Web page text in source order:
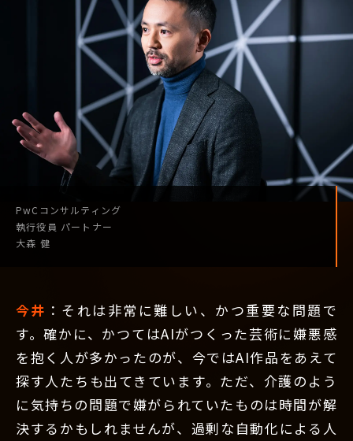
PwCコンサルティング
執行役員 パートナー
大森 健
今井 ：それは非常に難しい、かつ重要な問題で
す。確かに、かつてはAIがつくった芸術に嫌悪感
を抱く人が多かったのが、今ではAI作品をあえて
探す人たちも出てきています。ただ、介護のよう
に気持ちの問題で嫌がられていたものは時間が解
決するかもしれませんが、過剰な自動化による人